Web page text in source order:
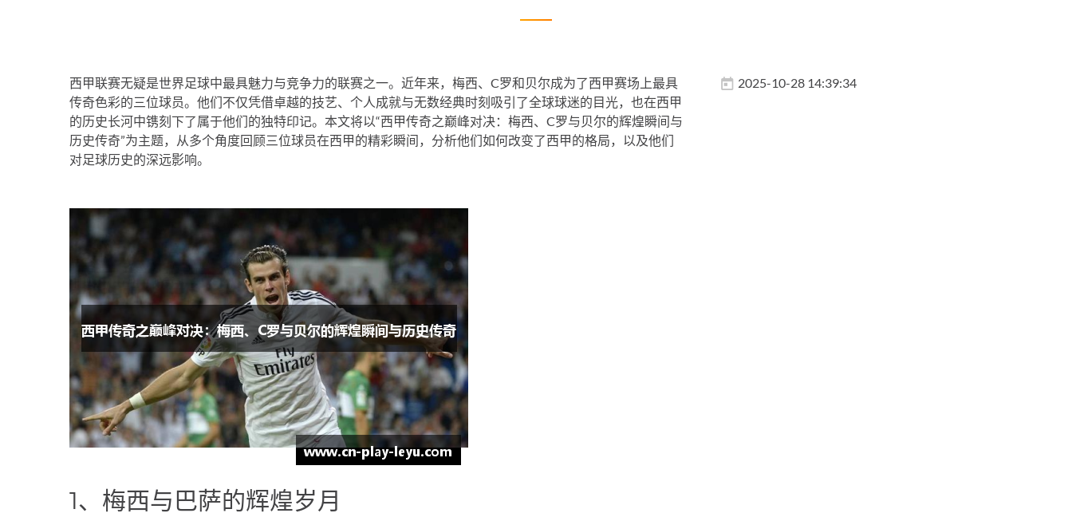
西甲联赛无疑是世界足球中最具魅力与竞争力的联赛之一。近年来，梅西、C罗和贝尔成为了西甲赛场上最具
传奇色彩的三位球员。他们不仅凭借卓越的技艺、个人成就与无数经典时刻吸引了全球球迷的目光，也在西甲
的历史长河中镌刻下了属于他们的独特印记。本文将以“西甲传奇之巅峰对决：梅西、C罗与贝尔的辉煌瞬间与
历史传奇”为主题，从多个角度回顾三位球员在西甲的精彩瞬间，分析他们如何改变了西甲的格局，以及他们
对足球历史的深远影响。
1、梅西与巴萨的辉煌岁月
2025-10-28 14:39:34